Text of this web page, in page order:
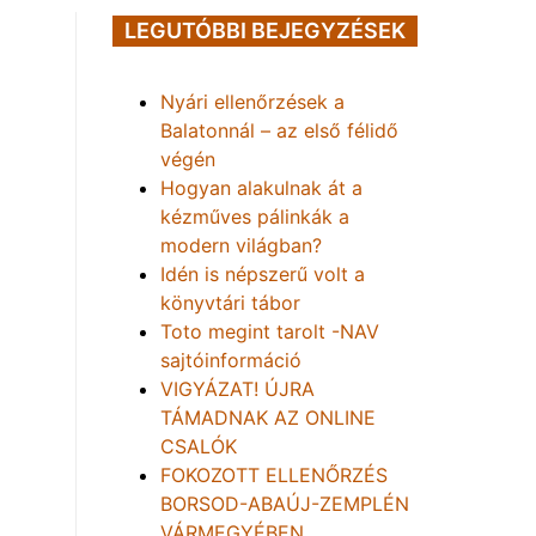
LEGUTÓBBI BEJEGYZÉSEK
Nyári ellenőrzések a
Balatonnál – az első félidő
végén
Hogyan alakulnak át a
kézműves pálinkák a
modern világban?
Idén is népszerű volt a
könyvtári tábor
Toto megint tarolt -NAV
sajtóinformáció
VIGYÁZAT! ÚJRA
TÁMADNAK AZ ONLINE
CSALÓK
FOKOZOTT ELLENŐRZÉS
BORSOD-ABAÚJ-ZEMPLÉN